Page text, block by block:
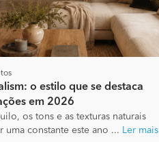
o estilo que se destaca
em 2026
os tons e as texturas naturais
uma constante este ano ... Ler mais